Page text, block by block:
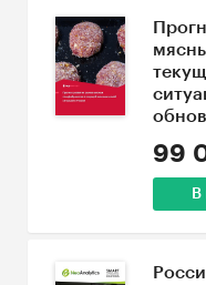
99
В